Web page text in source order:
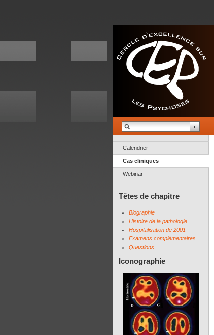
Calendrier
Cas cliniques
Webinar
Têtes de chapitre
Biographie
Histoire de la pathologie
Hospitalisation de 2001
Examens complémentaires
Questions
Iconographie